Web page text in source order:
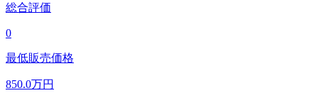
総合評価
0
最低販売価格
850.0万円